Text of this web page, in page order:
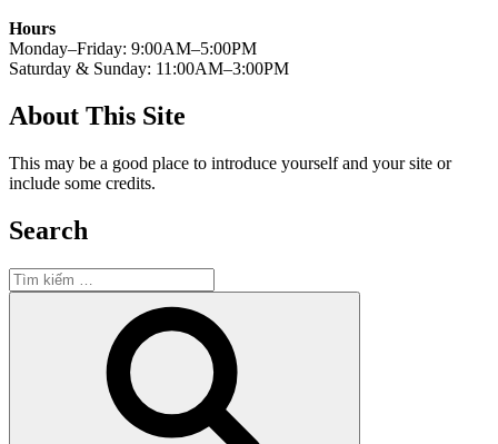
Hours
Monday–Friday: 9:00AM–5:00PM
Saturday & Sunday: 11:00AM–3:00PM
About This Site
This may be a good place to introduce yourself and your site or
include some credits.
Search
Tìm
kiếm: